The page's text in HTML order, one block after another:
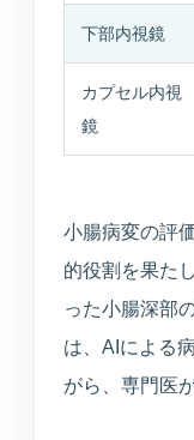
下部内視鏡
カプセル内視
鏡
小腸病変の評
的役割を果た
った小腸深部
は、AIによる
がら、専門医